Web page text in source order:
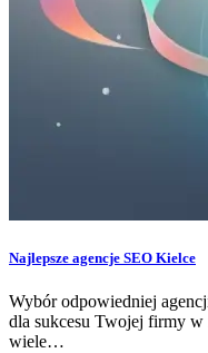
Najlepsze agencje SEO Kielce
Wybór odpowiedniej
dla sukcesu Twojej firmy w
wiele…